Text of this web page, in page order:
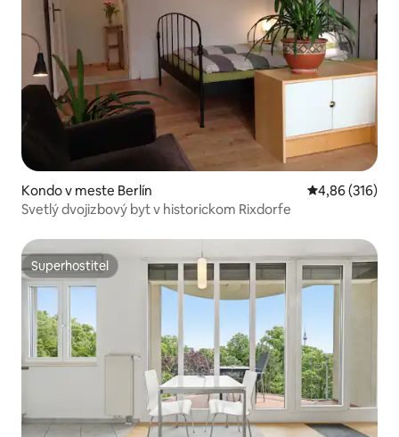
Kondo v meste Berlín Priemerné
4,86 (316)
Svetlý dvojizbový byt v historickom Rixdorfe
Superhostiteľ
Superhostiteľ